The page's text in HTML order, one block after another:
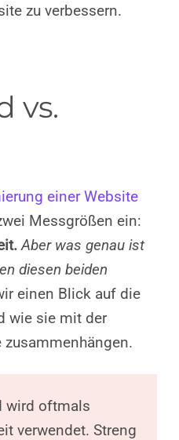
zu verbessern.
vs.
einer Website
Messgrößen ein:
Aber was genau ist
diesen beiden
einen Blick auf die
wie sie mit der
wird oftmals
verwendet. Streng